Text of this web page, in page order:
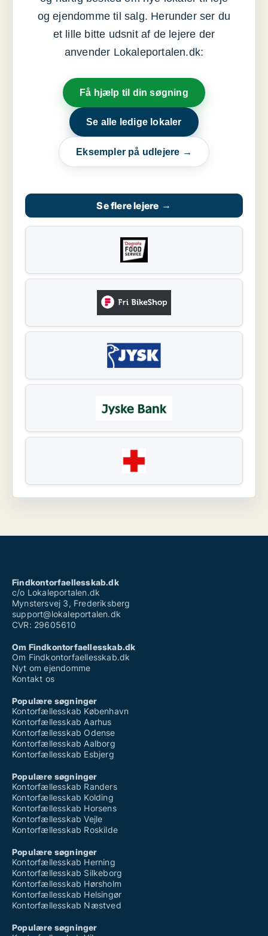
og ejendomme til salg. Herunder ser du
et lille bitte udsnit af de lejere der
anvender Lokaleportalen.dk:
Få hjælp til din søgning
Se alle ledige lokaler
Eksempler på udlejere →
Se flere lejere →
Findkontorfaellesskab.dk
c/o Lokaleportalen.dk
Mynstersvej 3, Frederiksberg
support@lokaleportalen.dk
CVR: 29605610
Om Findkontorfaellesskab.dk
Om Findkontorfaellesskab.dk
Nyt om ejendomme
Kontakt os
Populære søgninger
Kontorfællesskab København
Kontorfællesskab Aarhus
Kontorfællesskab Odense
Kontorfællesskab Aalborg
Kontorfællesskab Esbjerg
Populære søgninger
Kontorfællesskab Randers
Kontorfællesskab Kolding
Kontorfællesskab Horsens
Kontorfællesskab Vejle
Kontorfællesskab Roskilde
Populære søgninger
Kontorfællesskab Herning
Kontorfællesskab Silkeborg
Kontorfællesskab Hørsholm
Kontorfællesskab Helsingør
Kontorfællesskab Næstved
Populære søgninger